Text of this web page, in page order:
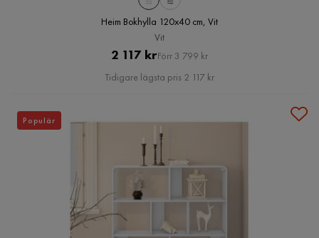
Heim Bokhylla 120x40 cm, Vit
Vit
Pris
2 117 krOriginal
Pris
Förr 3 799 kr
Tidigare lägsta pris 2 117 kr
Populär